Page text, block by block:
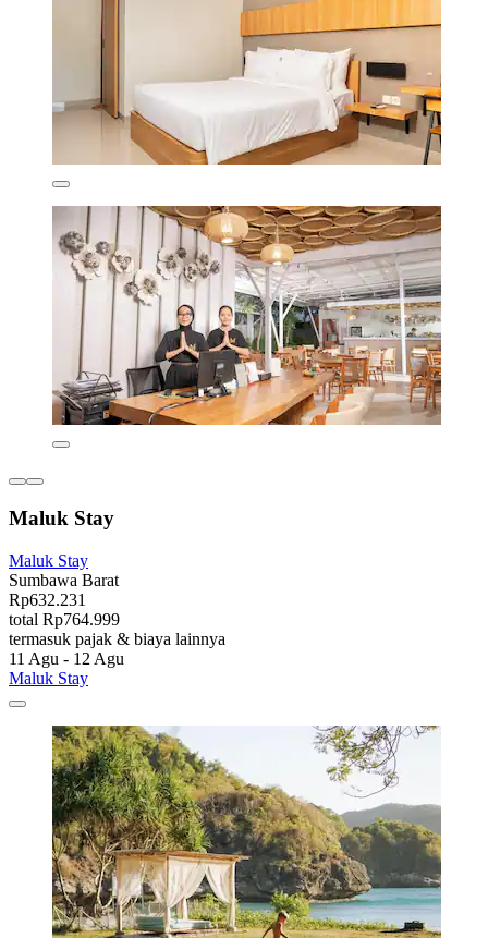
Maluk Stay
Maluk Stay
Sumbawa Barat
Rp632.231
total Rp764.999
termasuk pajak & biaya lainnya
11 Agu - 12 Agu
Maluk Stay